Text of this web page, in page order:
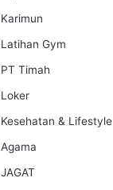
Karimun
Latihan Gym
PT Timah
Loker
Kesehatan & Lifestyle
Agama
JAGAT